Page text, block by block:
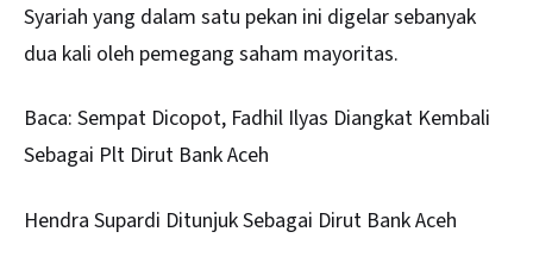
Syariah yang dalam satu pekan ini digelar sebanyak
dua kali oleh pemegang saham mayoritas.
Baca: Sempat Dicopot, Fadhil Ilyas Diangkat Kembali
Sebagai Plt Dirut Bank Aceh
Hendra Supardi Ditunjuk Sebagai Dirut Bank Aceh